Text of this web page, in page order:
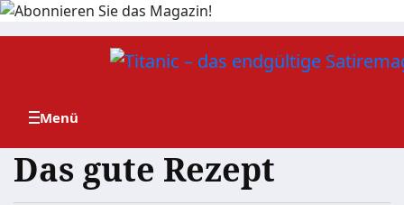
Zum
Das gute Rezept